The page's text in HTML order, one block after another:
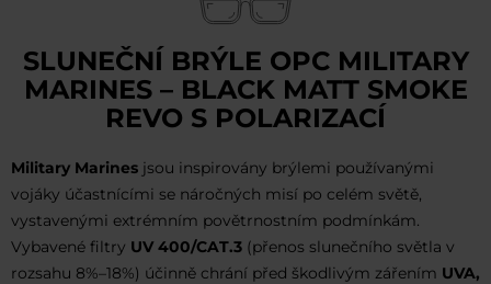
SLUNEČNÍ BRÝLE OPC MILITARY
MARINES – BLACK MATT SMOKE
REVO S POLARIZACÍ
Military Marines jsou inspirovány brýlemi používanými
vojáky účastnícími se náročných misí po celém světě,
vystavenými extrémním povětrnostním podmínkám.
Vybavené filtry UV 400/CAT.3 (přenos slunečního světla v
rozsahu 8%–18%) účinně chrání před škodlivým zářením UVA,